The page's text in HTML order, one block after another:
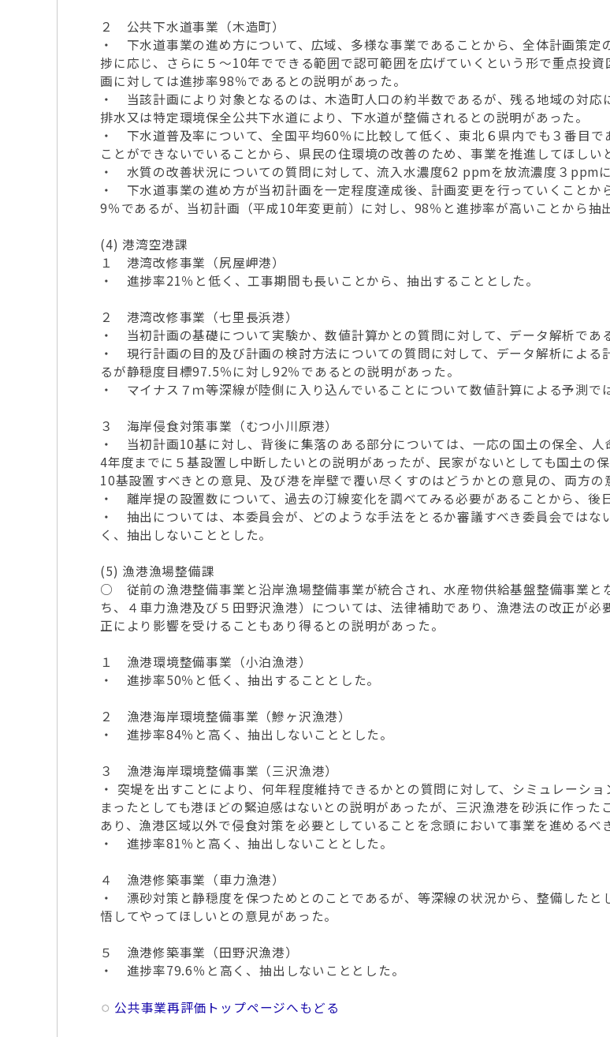
２ 公共下水道事業（木造町）
・ 下水道事業の進め方について、広域、多様な事業であることから、全体計画策
捗に応じ、さらに５～10年でできる範囲で認可範囲を広げていくという形で重点投
画に対しては進捗率98％であるとの説明があった。
・ 当該計画により対象となるのは、木造町人口の約半数であるが、残る地域の対
排水又は特定環境保全公共下水道により、下水道が整備されるとの説明があった。
・ 下水道普及率について、全国平均60％に比較して低く、東北６県内でも３番目
ことができないでいることから、県民の住環境の改善のため、事業を推進してほしい
・ 水質の改善状況についての質問に対して、流入水濃度62 ppmを放流濃度３ppm
・ 下水道事業の進め方が当初計画を一定程度達成後、計画変更を行っていくこと
9％であるが、当初計画（平成10年変更前）に対し、98％と進捗率が高いことから抽
(4) 港湾空港課
１ 港湾改修事業（尻屋岬港）
・ 進捗率21％と低く、工事期間も長いことから、抽出することとした。
２ 港湾改修事業（七里長浜港）
・ 当初計画の基礎について実験か、数値計算かとの質問に対して、データ解析であ
・ 現行計画の目的及び計画の検討方法についての質問に対して、データ解析によ
るが静穏度目標97.5％に対し92％であるとの説明があった。
・ マイナス７ｍ等深線が陸側に入り込んでいることについて数値計算による予測で
３ 海岸侵食対策事業（むつ小川原港）
・ 当初計画10基に対し、背後に集落のある部分については、一応の国土の保全、
4年度までに５基設置し中断したいとの説明があったが、民家がないとしても国土の
10基設置すべきとの意見、及び港を岸壁で覆い尽くすのはどうかとの意見の、両方の
・ 離岸提の設置数について、過去の汀線変化を調べてみる必要があることから、後
・ 抽出については、本委員会が、どのような手法をとるか審議すべき委員会では
く、抽出しないこととした。
(5) 漁港漁場整備課
○ 従前の漁港整備事業と沿岸漁場整備事業が統合され、水産物供給基盤整備事業と
ち、４車力漁港及び５田野沢漁港）については、法律補助であり、漁港法の改正が
正により影響を受けることもあり得るとの説明があった。
１ 漁港環境整備事業（小泊漁港）
・ 進捗率50％と低く、抽出することとした。
２ 漁港海岸環境整備事業（鰺ヶ沢漁港）
・ 進捗率84％と高く、抽出しないこととした。
３ 漁港海岸環境整備事業（三沢漁港）
・ 突堤を出すことにより、何年程度維持できるかとの質問に対して、シミュレーシ
まったとしても港ほどの緊迫感はないとの説明があったが、三沢漁港を砂浜に作っ
あり、漁港区域以外で侵食対策を必要としていることを念頭において事業を進めるべ
・ 進捗率81％と高く、抽出しないこととした。
４ 漁港修築事業（車力漁港）
・ 漂砂対策と静穏度を保つためとのことであるが、等深線の状況から、整備した
悟してやってほしいとの意見があった。
５ 漁港修築事業（田野沢漁港）
・ 進捗率79.6％と高く、抽出しないこととした。
公共事業再評価トップページへもどる